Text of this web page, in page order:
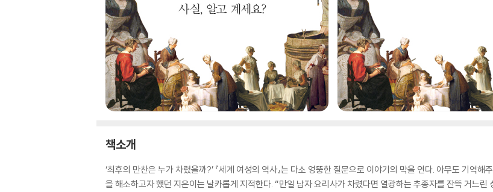
책소개
‘최후의 만찬은 누가 차렸을까?’ 『세계 여성의 역사』는 다소 엉뚱한 질문으로 이야기의 막을 연다. 아무도 기억
을 해소하고자 했던 지은이는 날카롭게 지적한다. “만일 남자 요리사가 차렸다면 열광하는 추종자를 잔뜩 거느